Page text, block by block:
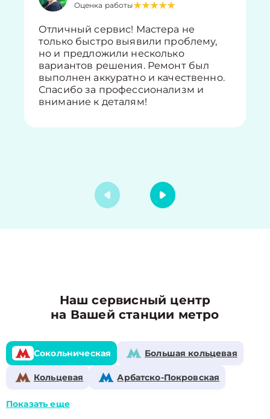
Оценка работы
Отличный сервис! Мастера не
только быстро выявили проблему,
но и предложили несколько
вариантов решения. Ремонт был
выполнен аккуратно и качественно.
Спасибо за профессионализм и
внимание к деталям!
Наш сервисный центр
на Вашей станции метро
Сокольническая Большая кольцевая
Кольцевая Арбатско-Покровская
Показать еще